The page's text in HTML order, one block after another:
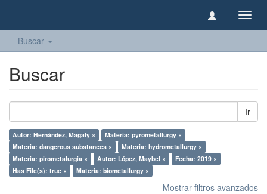
Buscar
Buscar
Ir
Autor: Hernández, Magaly ×
Materia: pyrometallurgy ×
Materia: dangerous substances ×
Materia: hydrometallurgy ×
Materia: pirometalurgia ×
Autor: López, Maybel ×
Fecha: 2019 ×
Has File(s): true ×
Materia: biometallurgy ×
Mostrar filtros avanzados